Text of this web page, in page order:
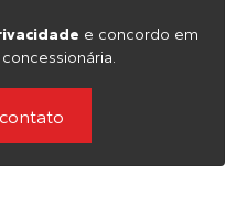
e concordo em